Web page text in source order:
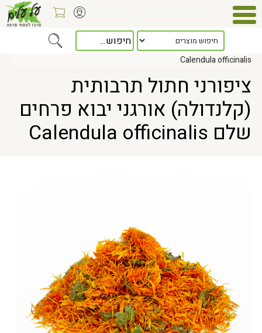
> ציפורני חתול תרבותית (קלנדולה) אורגני יבוא פרחים שלם
Calendula officinalis
ציפורני חתול תרבותית
(קלנדולה) אורגני יבוא פרחים
שלם Calendula officinalis